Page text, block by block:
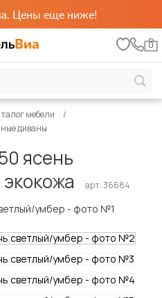
Цены еще ниже!
0
мебели
диваны
ясень
арт. 36684